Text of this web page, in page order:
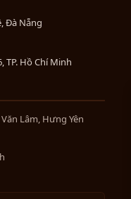
Đà Nẵng
TP. Hồ Chí Minh
Lâm, Hưng Yên